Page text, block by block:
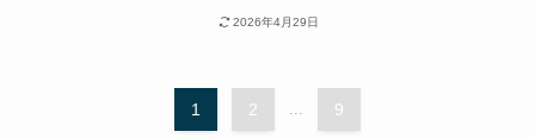
2026年4月29日
1 2 ... 9